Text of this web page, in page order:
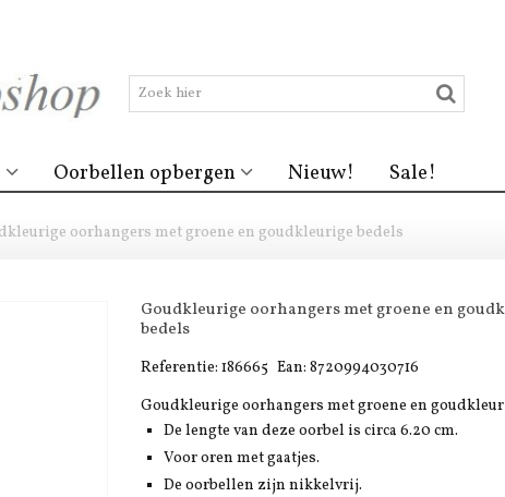
Oorbellen opbergen Nieuw! Sale!
oorhangers met groene en goudkleurige bedels
Goudkleurige oorhangers met groene en
bedels
Referentie: 186665 Ean: 8720994030716
Goudkleurige oorhangers met groene en
De lengte van deze oorbel is circa 6.20 cm.
Voor oren met gaatjes.
De oorbellen zijn nikkelvrij.